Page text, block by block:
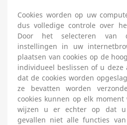
Cookies worden op uw
dus volledige controle over
Door het selecteren van
instellingen in uw
plaatsen van cookies op de
individueel beslissen of u deze
dat de cookies worden
ze bevatten worden
cookies kunnen op elk
wijzen u er echter op dat u
gevallen niet alle functies